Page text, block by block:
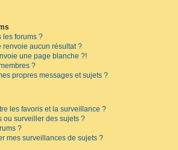
les forums ?
renvoie aucun résultat ?
une page blanche ?!
?
propres messages et sujets ?
les favoris et la surveillance ?
ou surveiller des sujets ?
?
mes surveillances de sujets ?